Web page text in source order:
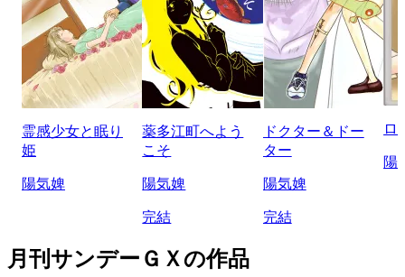
霊感少女と眠り
姫
陽気婢
薬多江町へよう
こそ
陽気婢
完結
ドクター＆ドー
ター
陽気婢
完結
ロ
陽
月刊サンデーＧＸの作品